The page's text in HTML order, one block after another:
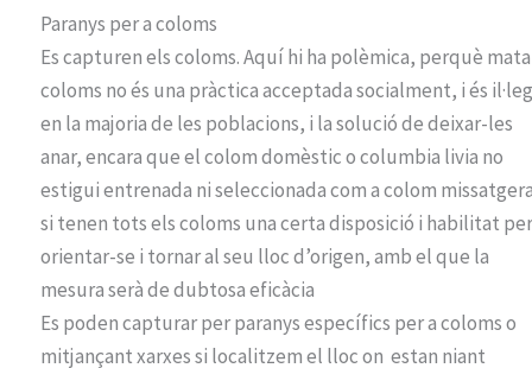
Paranys per a coloms
Es capturen els coloms. Aquí hi ha polèmica, perquè
coloms no és una pràctica acceptada socialment, i és
en la majoria de les poblacions, i la solució de deixar-les
anar, encara que el colom domèstic o columbia livia no
estigui entrenada ni seleccionada com a colom
si tenen tots els coloms una certa disposició i habilitat
orientar-se i tornar al seu lloc d’origen, amb el que la
mesura serà de dubtosa eficàcia
Es poden capturar per paranys específics per a coloms o
mitjançant xarxes si localitzem el lloc on estan niant